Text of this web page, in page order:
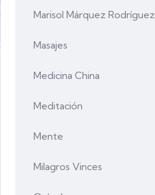
Marisol Márquez Rodríguez
Masajes
Medicina China
Meditación
Mente
Milagros Vinces